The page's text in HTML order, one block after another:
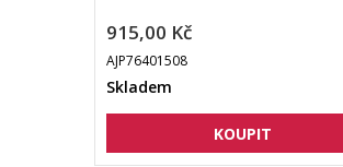
915,00 Kč
AJP76401508
Skladem